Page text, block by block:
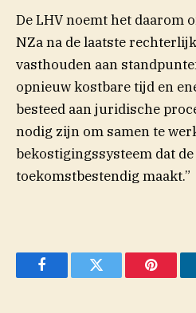
De LHV noemt het daarom
NZa na de laatste
vasthouden aan
opnieuw kostbare tijd en
besteed aan juridische
nodig zijn om samen te
bekostigingssysteem dat
toekomstbestendig maakt.”
FacebookTwitter